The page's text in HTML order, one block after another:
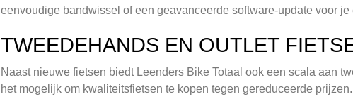
eenvoudige bandwissel of een geavanceerde software-update voor je
TWEEDEHANDS EN OUTLET
Naast nieuwe fietsen biedt Leenders Bike Totaal ook een scala aan
het mogelijk om kwaliteitsfietsen te kopen tegen gereduceerde